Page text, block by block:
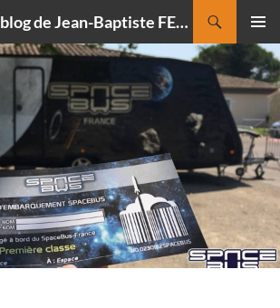
CIELMANIA : le blog de Jean-Baptiste FELDMANN, photographe du ciel
MENU